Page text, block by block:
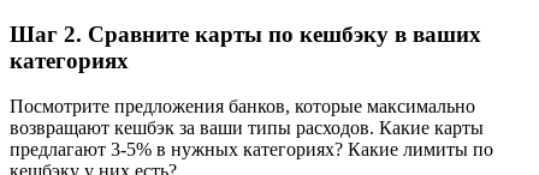
Шаг 2. Сравните карты по кешбэку в ваших
категориях
Посмотрите предложения банков, которые максимально
возвращают кешбэк за ваши типы расходов. Какие карты
предлагают 3-5% в нужных категориях? Какие лимиты по